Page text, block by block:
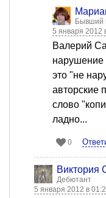
Бывший
5 января 2012
Валерий
нарушение
это "не
авторские
слово
ладно...
0
Виктория
Дебютант
5 января 2012 в